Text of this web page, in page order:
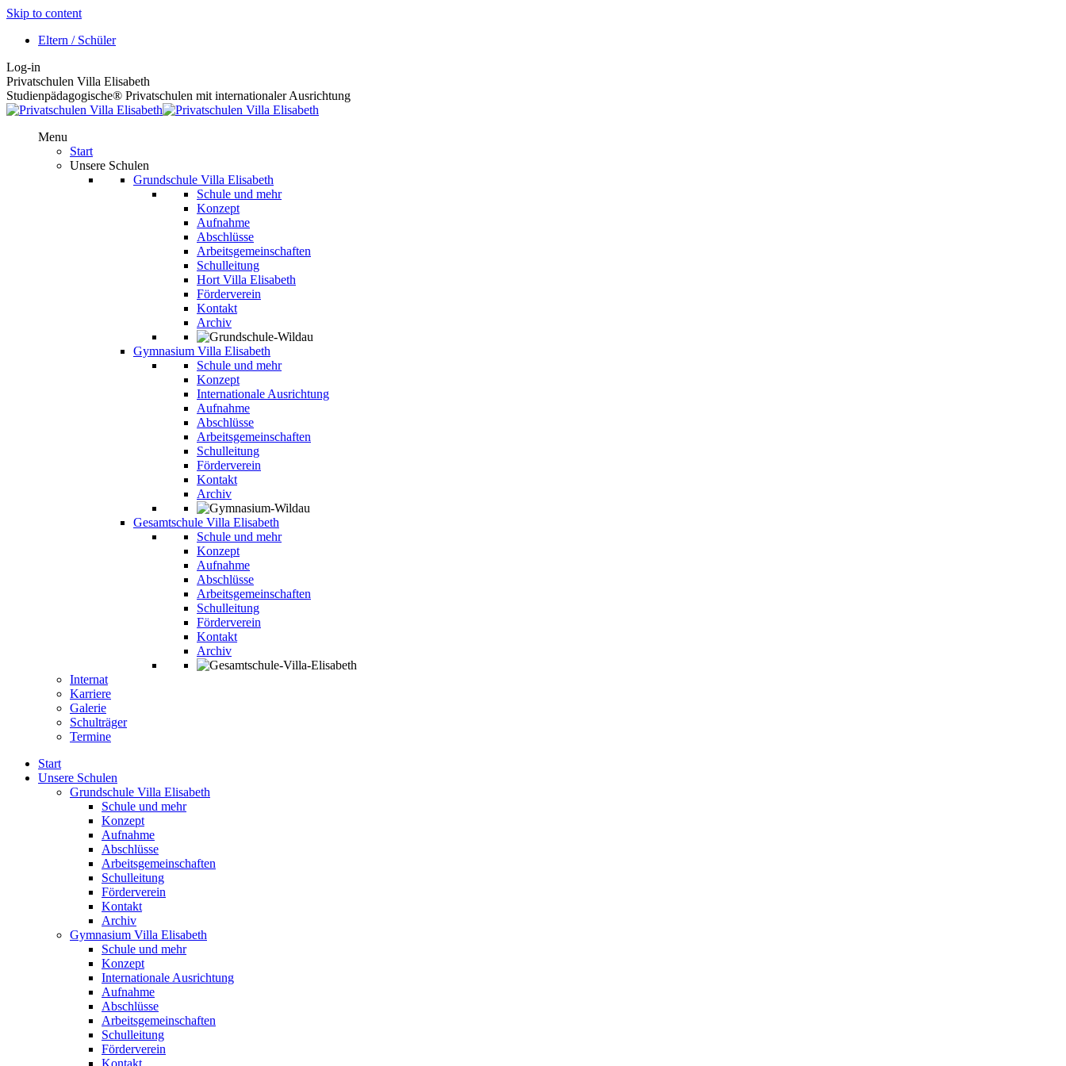
Skip to content
Eltern / Schüler
Log-in
Privatschulen Villa Elisabeth
Studienpädagogische® Privatschulen mit internationaler Ausrichtung
Menu
Start
Unsere Schulen
Grundschule Villa Elisabeth
Schule und mehr
Konzept
Aufnahme
Abschlüsse
Arbeitsgemeinschaften
Schulleitung
Hort Villa Elisabeth
Förderverein
Kontakt
Archiv
Gymnasium Villa Elisabeth
Schule und mehr
Konzept
Internationale Ausrichtung
Aufnahme
Abschlüsse
Arbeitsgemeinschaften
Schulleitung
Förderverein
Kontakt
Archiv
Gesamtschule Villa Elisabeth
Schule und mehr
Konzept
Aufnahme
Abschlüsse
Arbeitsgemeinschaften
Schulleitung
Förderverein
Kontakt
Archiv
Internat
Karriere
Galerie
Schulträger
Termine
Start
Unsere Schulen
Grundschule Villa Elisabeth
Schule und mehr
Konzept
Aufnahme
Abschlüsse
Arbeitsgemeinschaften
Schulleitung
Förderverein
Kontakt
Archiv
Gymnasium Villa Elisabeth
Schule und mehr
Konzept
Internationale Ausrichtung
Aufnahme
Abschlüsse
Arbeitsgemeinschaften
Schulleitung
Förderverein
Kontakt